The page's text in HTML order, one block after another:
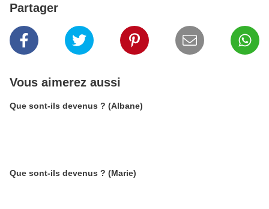
Partager
Vous aimerez aussi
Que sont-ils devenus ? (Albane)
Que sont-ils devenus ? (Marie)